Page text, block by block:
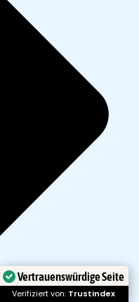
Vertrauenswürdige Seite
Verifiziert von: Trustindex